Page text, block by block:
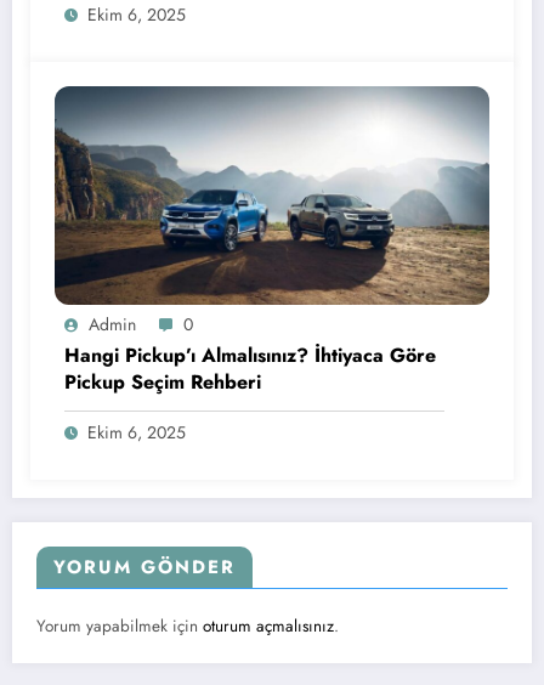
Ekim 6, 2025
Admin 0
Hangi Pickup’ı Almalısınız? İhtiyaca Göre
Pickup Seçim Rehberi
Ekim 6, 2025
YORUM GÖNDER
Yorum yapabilmek için oturum açmalısınız.